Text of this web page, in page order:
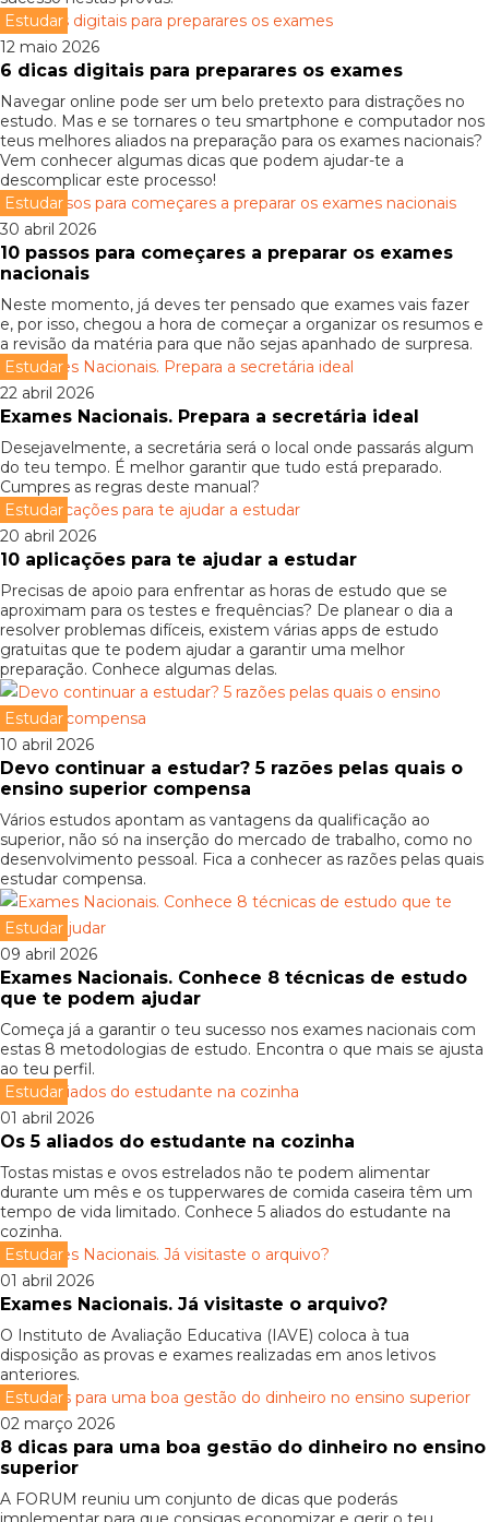
Estudar
12 maio 2026
6 dicas digitais para preparares os exames
Navegar online pode ser um belo pretexto para distrações no
estudo. Mas e se tornares o teu smartphone e computador nos
teus melhores aliados na preparação para os exames nacionais?
Vem conhecer algumas dicas que podem ajudar-te a
descomplicar este processo!
Estudar
30 abril 2026
10 passos para começares a preparar os exames
nacionais
Neste momento, já deves ter pensado que exames vais fazer
e, por isso, chegou a hora de começar a organizar os resumos e
a revisão da matéria para que não sejas apanhado de surpresa.
Estudar
22 abril 2026
Exames Nacionais. Prepara a secretária ideal
Desejavelmente, a secretária será o local onde passarás algum
do teu tempo. É melhor garantir que tudo está preparado.
Cumpres as regras deste manual?
Estudar
20 abril 2026
10 aplicações para te ajudar a estudar
Precisas de apoio para enfrentar as horas de estudo que se
aproximam para os testes e frequências? De planear o dia a
resolver problemas difíceis, existem várias apps de estudo
gratuitas que te podem ajudar a garantir uma melhor
preparação. Conhece algumas delas.
Estudar
10 abril 2026
Devo continuar a estudar? 5 razões pelas quais o
ensino superior compensa
Vários estudos apontam as vantagens da qualificação ao
superior, não só na inserção do mercado de trabalho, como no
desenvolvimento pessoal. Fica a conhecer as razões pelas quais
estudar compensa.
Estudar
09 abril 2026
Exames Nacionais. Conhece 8 técnicas de estudo
que te podem ajudar
Começa já a garantir o teu sucesso nos exames nacionais com
estas 8 metodologias de estudo. Encontra o que mais se ajusta
ao teu perfil.
Estudar
01 abril 2026
Os 5 aliados do estudante na cozinha
Tostas mistas e ovos estrelados não te podem alimentar
durante um mês e os tupperwares de comida caseira têm um
tempo de vida limitado. Conhece 5 aliados do estudante na
cozinha.
Estudar
01 abril 2026
Exames Nacionais. Já visitaste o arquivo?
O Instituto de Avaliação Educativa (IAVE) coloca à tua
disposição as provas e exames realizadas em anos letivos
anteriores.
Estudar
02 março 2026
8 dicas para uma boa gestão do dinheiro no ensino
superior
A FORUM reuniu um conjunto de dicas que poderás